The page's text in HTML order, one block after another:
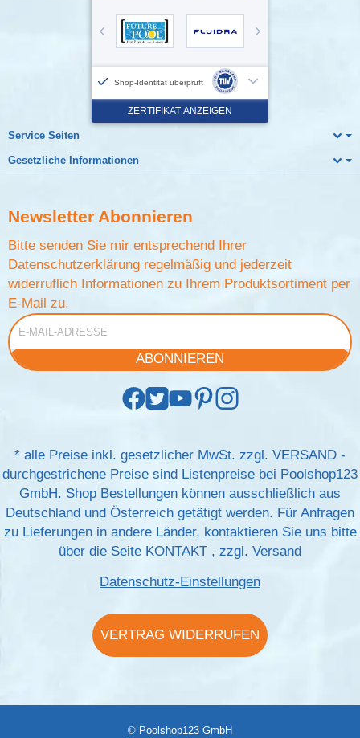
Service Seiten
Gesetzliche Informationen
Newsletter Abonnieren
Bitte senden Sie mir entsprechend Ihrer
Datenschutzerklärung regelmäßig und jederzeit
widerruflich Informationen zu Ihrem Produktsortiment per
E-Mail zu.
E-Mail-Adresse
ABONNIEREN
* alle Preise inkl. gesetzlicher MwSt. zzgl. VERSAND -
durchgestrichene Preise sind Listenpreise bei Poolshop123
GmbH. Shop Bestellungen können ausschließlich aus
Deutschland und Österreich getätigt werden. Für Anfragen
zu Lieferungen in andere Länder, kontaktieren Sie uns bitte
über die Seite KONTAKT , zzgl. Versand
Datenschutz-Einstellungen
VERTRAG WIDERRUFEN
© Poolshop123 GmbH